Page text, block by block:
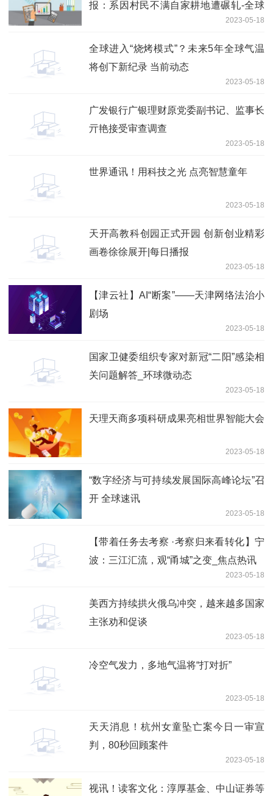
报：系因村民不满自家耕地遭碾轧-全球
2023-05-18
全球进入“烧烤模式”？未来5年全球气温
将创下新纪录 当前动态
2023-05-18
广发银行广银理财原党委副书记、监事长
亓艳接受审查调查
2023-05-18
世界通讯！用科技之光 点亮智慧童年
2023-05-18
天开高教科创园正式开园 创新创业精彩
画卷徐徐展开|每日播报
2023-05-18
【津云社】AI“断案”——天津网络法治小
剧场
2023-05-18
国家卫健委组织专家对新冠“二阳”感染相
关问题解答_环球微动态
2023-05-18
天理天商多项科研成果亮相世界智能大会
2023-05-18
“数字经济与可持续发展国际高峰论坛”召
开 全球速讯
2023-05-18
【带着任务去考察 ·考察归来看转化】宁
波：三江汇流，观“甬城”之变_焦点热讯
2023-05-18
美西方持续拱火俄乌冲突，越来越多国家
主张劝和促谈
2023-05-18
冷空气发力，多地气温将“打对折”
2023-05-18
天天消息！杭州女童坠亡案今日一审宣
判，80秒回顾案件
2023-05-18
视讯！读客文化：淳厚基金、中山证券等